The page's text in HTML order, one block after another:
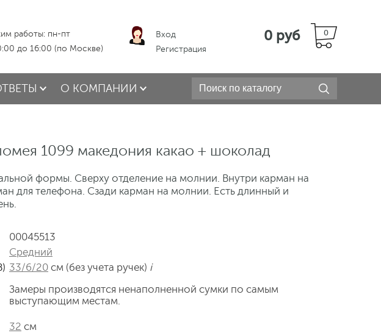
работы: пн-пт
до 16:00 (по Москве)
Вход
Регистрация
0
0 руб
О КОМПАНИИ
1099 македония какао + шоколад
формы. Сверху отделение на молнии. Внутри карман на
для телефона. Сзади карман на молнии. Есть длинный и
00045513
Средний
33/6/20 см (без учета ручек) i
Замеры производятся ненаполненной сумки по самым
выступающим местам.
32 см